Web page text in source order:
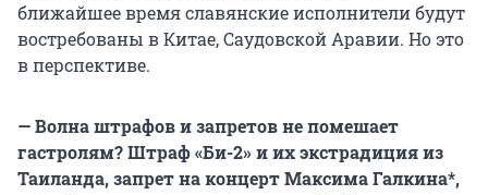
ближайшее время славянские исполнители будут
востребованы в Китае, Саудовской Аравии. Но это
в перспективе.
— Волна штрафов и запретов не помешает
гастролям? Штраф «Би-2» и их экстрадиция из
Таиланда, запрет на концерт Максима Галкина*,